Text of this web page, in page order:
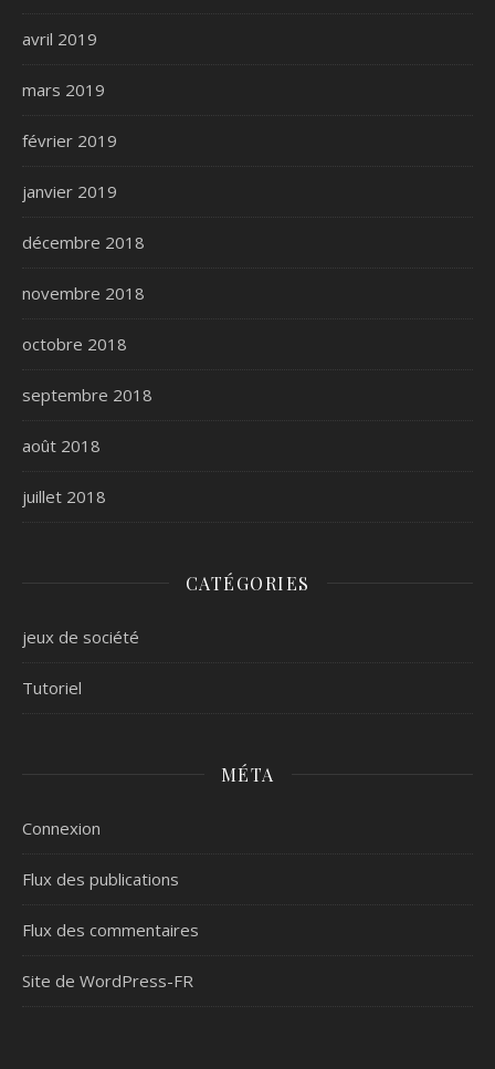
avril 2019
mars 2019
février 2019
janvier 2019
décembre 2018
novembre 2018
octobre 2018
septembre 2018
août 2018
juillet 2018
CATÉGORIES
jeux de société
Tutoriel
MÉTA
Connexion
Flux des publications
Flux des commentaires
Site de WordPress-FR